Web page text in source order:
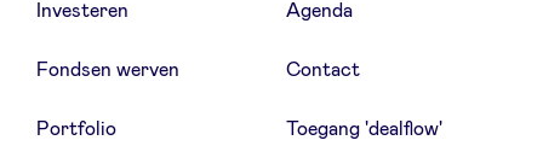
Investeren
Fondsen werven
Portfolio
Agenda
Contact
Toegang 'dealflow'